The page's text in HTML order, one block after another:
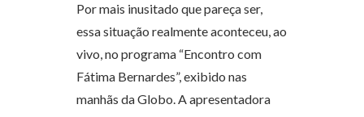
Por mais inusitado que pareça ser,
essa situação realmente aconteceu, ao
vivo, no programa “Encontro com
Fátima Bernardes”, exibido nas
manhãs da Globo. A apresentadora